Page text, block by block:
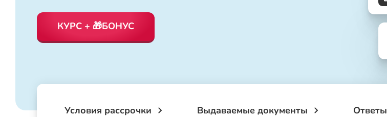
КУРС + 🎁БОНУС
Условия рассрочки Выдаваемые документы